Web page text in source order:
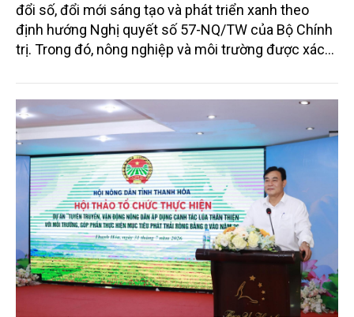
đổi số, đổi mới sáng tạo và phát triển xanh theo
định hướng Nghị quyết số 57-NQ/TW của Bộ Chính
trị. Trong đó, nông nghiệp và môi trường được xác
sắc bởi các tiến bộ công nghệ và cam kết bền vững
toàn cầu, đặc biệt là mục tiêu đưa phát thải ròng
bằng 0 (Net-Zero) vào năm 2050.